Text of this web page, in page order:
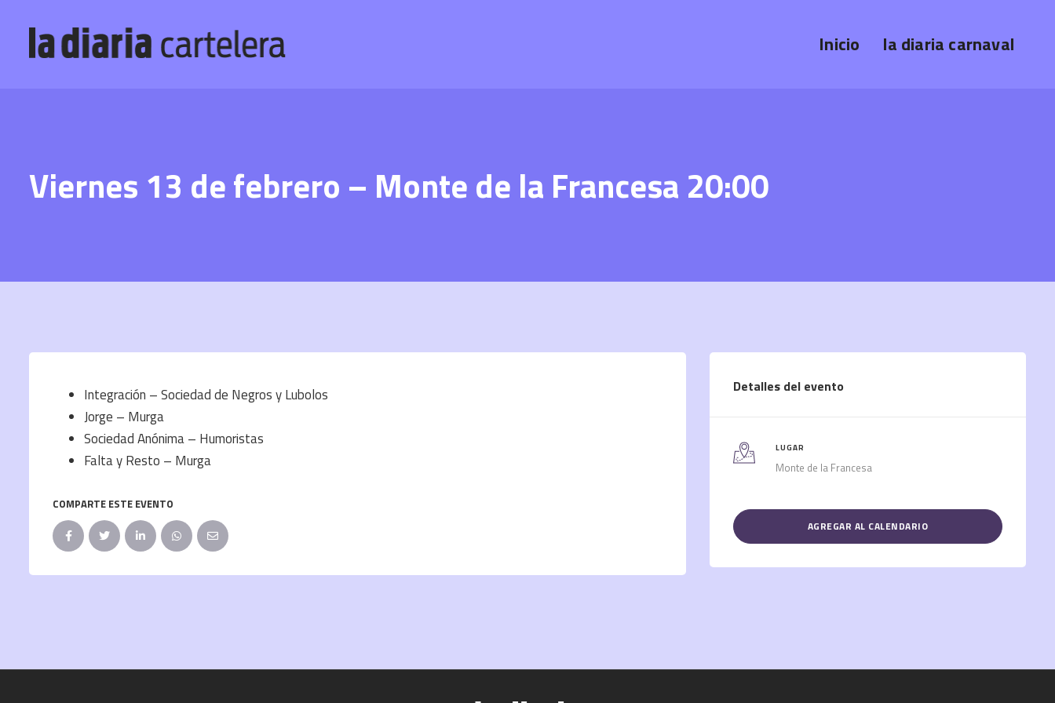
Inicio la diaria carnaval
Viernes 13 de febrero – Monte de la Francesa 20:00
Integración – Sociedad de Negros y Lubolos
Jorge – Murga
Sociedad Anónima – Humoristas
Falta y Resto – Murga
COMPARTE ESTE EVENTO
Detalles del evento
LUGAR
Monte de la Francesa
AGREGAR AL CALENDARIO